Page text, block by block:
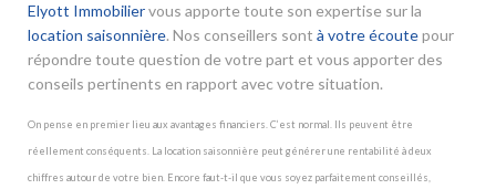
Elyott Immobiliervous apporte toute son expertise sur la
location saisonnière. Nos conseillers sont à votre écoutepour
répondre toute question de votre part et vous apporter des
conseils pertinents en rapport avec votre situation.
On pense en premier lieu aux avantages financiers. C’est normal. Ils peuvent être
réellement conséquents. La location saisonnière peut générer une rentabilité à deux
chiffres autour de votre bien. Encore faut-t-il que vous soyez parfaitement conseillés,